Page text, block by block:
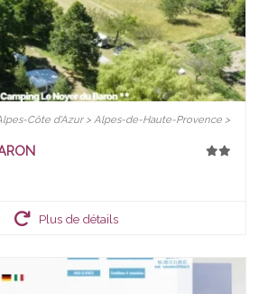
Côte d'Azur > Alpes-de-Haute-Provence >
Plus de détails